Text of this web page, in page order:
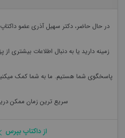
در حال حاضر،دکتر سهیل آذریعضو
زمینه دارید یا به دنبال اطلاعات بیشتری
پاسخگوی شما هستیم. ما به شما کمک
سریع ترین زمان ممکن
از داکتاپ بپرس